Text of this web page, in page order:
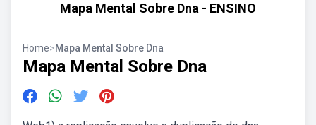
Mapa Mental Sobre Dna - ENSINO
Home>Mapa Mental Sobre Dna
Mapa Mental Sobre Dna